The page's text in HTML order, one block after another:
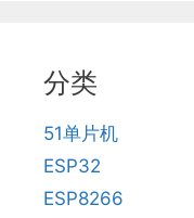
分类
51单片机
ESP32
ESP8266